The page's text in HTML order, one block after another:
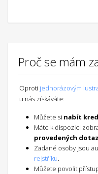
Proč se mám
Oproti jednorázovým
u nás získáváte:
Můžete si nabít
Máte k dispozici
provedených
Zadané osoby jsou
rejstříku.
Můžete povolit